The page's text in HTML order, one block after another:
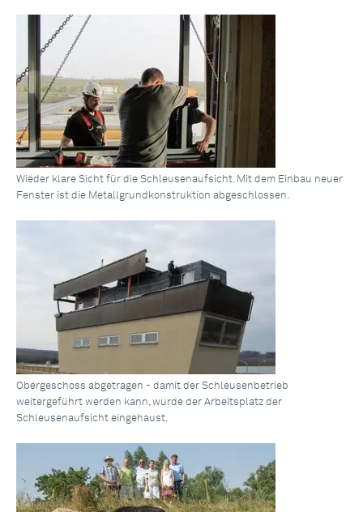
Wieder klare Sicht für die Schleusenaufsicht. Mit dem Einbau neuer
Fenster ist die Metallgrundkonstruktion abgeschlossen.
Obergeschoss abgetragen - damit der Schleusenbetrieb
weitergeführt werden kann, wurde der Arbeitsplatz der
Schleusenaufsicht eingehaust.